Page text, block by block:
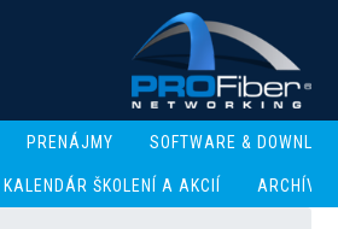
PRENÁJMY SOFTWARE &
KALENDÁR ŠKOLENÍ A AKCIÍ ARCHÍV
optických